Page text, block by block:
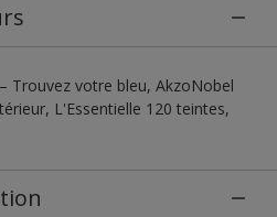
Trouvez votre bleu, AkzoNobel
L'Essentielle 120 teintes,